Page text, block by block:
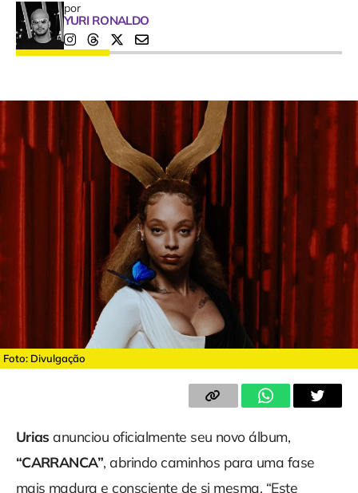
por
YURI RONALDO
Foto: Divulgação
Uriasanunciou oficialmente seu novo álbum,
“CARRANCA”, abrindo caminhos para uma fase
mais madura e consciente de si mesma. “Este